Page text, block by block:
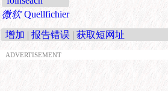
微软 Quellfichier
增加 | 报告错误 | 获取短网址
ADVERTISEMENT